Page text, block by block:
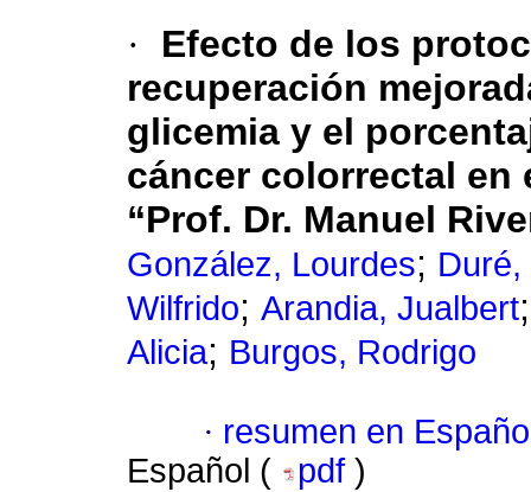
·
Efecto de los
recuperación
glicemia y el
cáncer colorrectal en
“Prof. Dr. Manuel
González, Lourdes;
Wilfrido; Arandia, Jualbert
Alicia; Burgos, Rodrigo
· resumen en
Español (
pdf )